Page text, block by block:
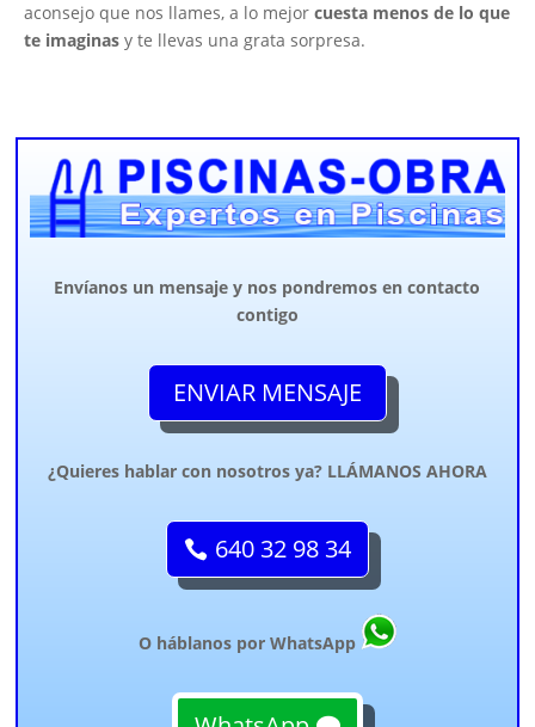
aconsejo que nos llames, a lo mejor cuesta menos de lo que
te imaginas y te llevas una grata sorpresa.
Envíanos un mensaje y nos pondremos en contacto
contigo
ENVIAR MENSAJE
¿Quieres hablar con nosotros ya? LLÁMANOS AHORA
640 32 98 34
O háblanos por WhatsApp